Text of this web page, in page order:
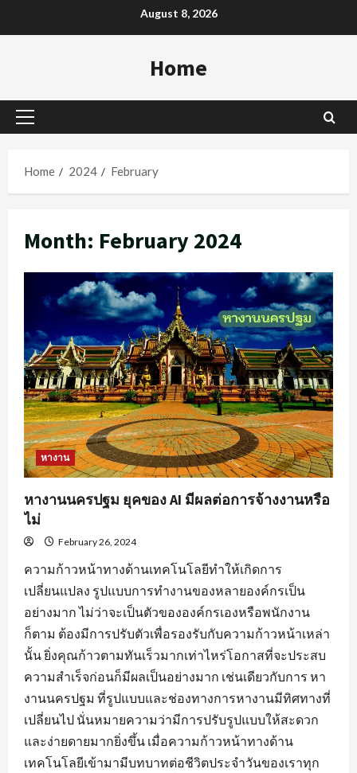
to
August 8, 2026
Home
Primary
Home
2024 February
Month: February 2024
หางาน
หางานนครปฐม ยุคของ AI มีผลต่อการจ้างงานหรือ
ไม่
February 26, 2024
ความก้าวหน้าทางด้านเทคโนโลยีทำให้เกิดการ
เปลี่ยนแปลง รูปแบบการทำงานของหลายองค์กรเป็น
อย่างมาก ไม่ว่าจะเป็นตัวขององค์กรเองหรือพนักงาน
ก็ตาม ต้องมีการปรับตัวเพื่อรองรับกับความก้าวหน้าเหล่า
นั้น ยิ่งคุณก้าวตามทันเร็วมากเท่าไหร่โอกาสที่จะประสบ
ความสำเร็จก่อนก็มีผลเป็นอย่างมาก เช่นเดียวกับการ หา
งานนครปฐม ที่รูปแบบและช่องทางการหางานมีทิศทางที่
เปลี่ยนไป นั่นหมายความว่ามีการปรับรูปแบบให้สะดวก
และง่ายดายมากยิ่งขึ้น เมื่อความก้าวหน้าทางด้าน
เทคโนโลยีเข้ามามีบทบาทต่อชีวิตประจำวันของเราทุก